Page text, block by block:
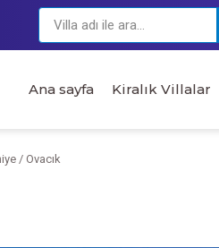
Ana sayfa Kiralık Villalar
/ Ovacık